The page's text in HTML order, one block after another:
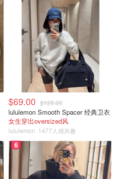
$69.00 $128.00
lululemon Smooth Spacer 经典卫衣
女生穿出oversized风
lululemon 1477人感兴趣
6